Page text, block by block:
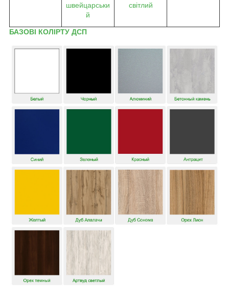
швейцарськи
й
світлий
БАЗОВІ КОЛІРТУ ДСП